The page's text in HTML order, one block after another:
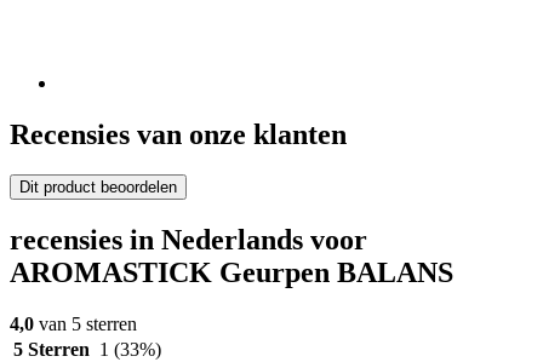
Recensies van onze klanten
Dit product beoordelen
recensies in Nederlands voor
AROMASTICK Geurpen BALANS
4,0 van 5 sterren
5 Sterren 1 (33%)